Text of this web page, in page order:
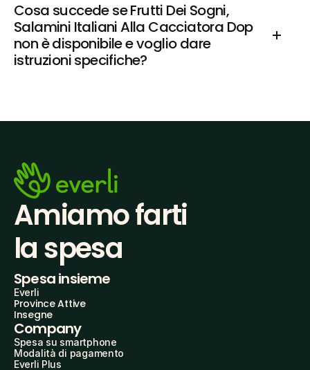
Cosa succede se Frutti Dei Sogni,
Salamini Italiani Alla Cacciatora Dop
non è disponibile e voglio dare
istruzioni specifiche?
Amiamo farti
la spesa
Spesa insieme
Everli
Province Attive
Insegne
Company
Spesa su smartphone
Modalità di pagamento
Everli Plus